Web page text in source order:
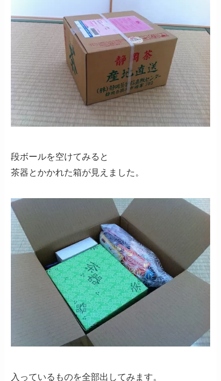
段ボールを空けてみると
茶器とかかれた箱が見えました。
入っているものを全部出してみます。